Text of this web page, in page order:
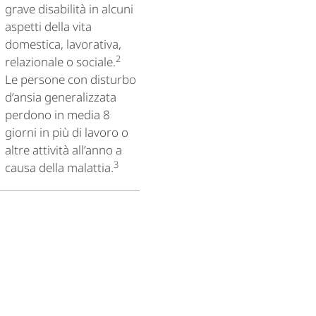
grave disabilità in alcuni
aspetti della vita
domestica, lavorativa,
relazionale o sociale.2
Le persone con disturbo
d’ansia generalizzata
perdono in media 8
giorni in più di lavoro o
altre attività all’anno a
causa della malattia.3